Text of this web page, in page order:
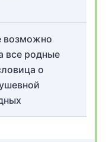
возможно
все родные
о